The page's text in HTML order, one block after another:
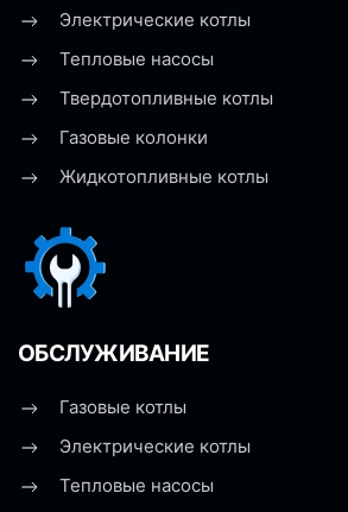
Электрические котлы
Тепловые насосы
Твердотопливные котлы
Газовые колонки
Жидкотопливные котлы
ОБСЛУЖИВАНИЕ
Газовые котлы
Электрические котлы
Тепловые насосы